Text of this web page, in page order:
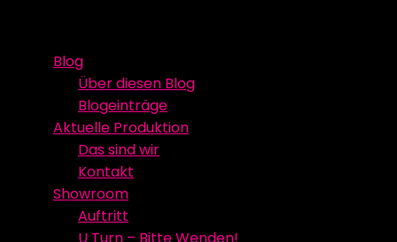
contentBlog
Über diesen Blog
Blogeinträge
Aktuelle Produktion
Das sind wir
Kontakt
Showroom
Auftritt